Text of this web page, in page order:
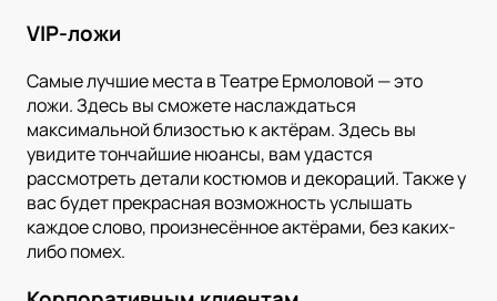
VIP-ложи
Самые лучшие места в Театре Ермоловой — это
ложи. Здесь вы сможете наслаждаться
максимальной близостью к актёрам. Здесь вы
увидите тончайшие нюансы, вам удастся
рассмотреть детали костюмов и декораций. Также у
вас будет прекрасная возможность услышать
каждое слово, произнесённое актёрами, без каких-
либо помех.